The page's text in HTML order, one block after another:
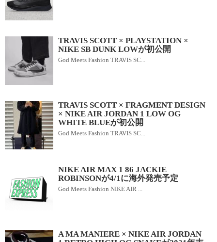
TRAVIS SCOTT × PLAYSTATION ×
NIKE SB DUNK LOWが初公開
God Meets Fashion TRAVIS SC...
TRAVIS SCOTT × FRAGMENT DESIGN
× NIKE AIR JORDAN 1 LOW OG
WHITE BLUEが初公開
God Meets Fashion TRAVIS SC...
NIKE AIR MAX 1 86 JACKIE
ROBINSONが4/1に海外発売予定
God Meets Fashion NIKE AIR ...
A MA MANIERE × NIKE AIR JORDAN